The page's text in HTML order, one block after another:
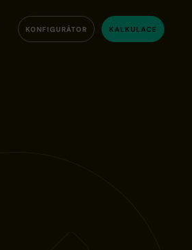
KONFIGURÁTOR KALKULACE